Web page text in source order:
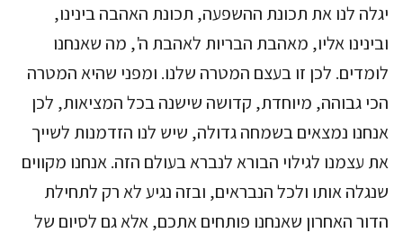
יגלה לנו את תכונת ההשפעה, תכונת האהבה בינינו,
ובינינו אליו, מאהבת הבריות לאהבת ה', מה שאנחנו
לומדים. לכן זו בעצם המטרה שלנו. ומפני שהיא המטרה
הכי גבוהה, מיוחדת, קדושה שישנה בכל המציאות, לכן
אנחנו נמצאים בשמחה גדולה, שיש לנו הזדמנות לשייך
את עצמנו לגילוי הבורא לנברא בעולם הזה. אנחנו מקווים
שנגלה אותו ולכל הנבראים, ובזה נגיע לא רק לתחילת
הדור האחרון שאנחנו פותחים אתכם, אלא גם לסיום של